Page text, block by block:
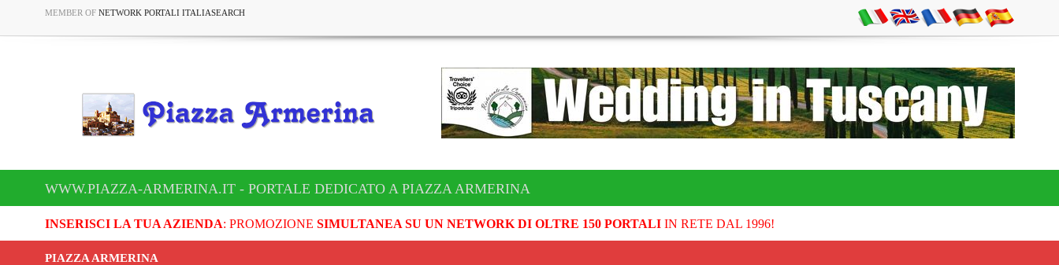
MEMBER OF NETWORK PORTALI ITALIASEARCH
WWW.PIAZZA-ARMERINA.IT - PORTALE DEDICATO A PIAZZA ARMERINA
INSERISCI LA TUA AZIENDA: PROMOZIONE SIMULTANEA SU UN NETWORK DI OLTRE 150 PORTALIIN RETE DAL 1996!
PIAZZA ARMERINA